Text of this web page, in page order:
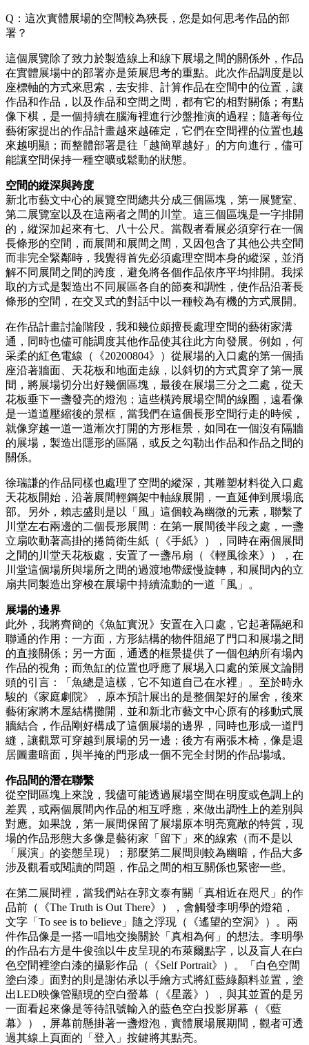
Q：這次實體展場的空間較為狹長，您是如何思考作品的部
署？
這個展覽除了致力於製造線上和線下展場之間的關係外，作品
在實體展場中的部署亦是策展思考的重點。此次作品調度是以
座標軸的方式來思索，去安排、計算作品在空間中的位置，讓
作品和作品，以及作品和空間之間，都有它的相對關係；有點
像下棋，是一個持續在腦海裡進行沙盤推演的過程；隨著每位
藝術家提出的作品計畫越來越確定，它們在空間裡的位置也越
來越明顯；而整體部署是往「越簡單越好」的方向進行，儘可
能讓空間保持一種空曠或鬆動的狀態。
空間的縱深與跨度
新北市藝文中心的展覽空間總共分成三個區塊，第一展覽室、
第二展覽室以及在這兩者之間的川堂。這三個區塊是一字排開
的，縱深加起來有七、八十公尺。當觀者看展必須穿行在一個
長條形的空間，而展間和展間之間，又因包含了其他公共空間
而非完全緊鄰時，我覺得首先必須處理空間本身的縱深，並消
解不同展間之間的跨度，避免將各個作品依序平均排開。我採
取的方式是製造出不同展區各自的節奏和調性，使作品沿著長
條形的空間，在交叉式的對話中以一種較為有機的方式展開。
在作品計畫討論階段，我和幾位頗擅長處理空間的藝術家溝
通，同時也儘可能調度其他作品使其往此方向發展。例如，何
采柔的紅色電線（《20200804》）從展場的入口處的第一個插
座沿著牆面、天花板和地面走線，以斜切的方式貫穿了第一展
間，將展場切分出好幾個區塊，最後在展場三分之二處，從天
花板垂下一盞發亮的燈泡；這些橫跨展場空間的線圈，遠看像
是一道道壓縮後的景框，當我們在這個長形空間行走的時候，
就像穿越一道一道漸次打開的方形框景，如同在一個沒有隔牆
的展場，製造出隱形的區隔，或反之勾勒出作品和作品之間的
關係。
徐瑞謙的作品同樣也處理了空間的縱深，其雕塑材料從入口處
天花板開始，沿著展間輕鋼架中軸線展開，一直延伸到展場底
部。另外，賴志盛則是以「風」這個較為幽微的元素，聯繫了
川堂左右兩邊的二個長形展間：在第一展間後半段之處，一盞
立扇吹動著高掛的捲筒衛生紙（《手紙》），同時在兩個展間
之間的川堂天花板處，安置了一盞吊扇（《輕風徐來》），在
川堂這個場所與場所之間的過渡地帶緩慢旋轉，和展間內的立
扇共同製造出穿梭在展場中持續流動的一道「風」。
展場的邊界
此外，我將齊簡的《魚缸實況》安置在入口處，它起著隔絕和
聯通的作用：一方面，方形結構的物件阻絕了門口和展場之間
的直接關係；另一方面，通透的框景提供了一個包納所有場內
作品的視角；而魚缸的位置也呼應了展埸入口處的策展文論開
頭的引言：「魚總是這樣，它不知道自己在水裡」。至於時永
駿的《家庭劇院》，原本預計展出的是整個架好的屋舍，後來
藝術家將木屋結構攤開，並和新北市藝文中心原有的移動式展
牆結合，作品剛好構成了這個展場的邊界，同時也形成一道門
縫，讓觀眾可穿越到展場的另一邊；後方有兩張木椅，像是退
居圖畫暗面，與半掩的門形成一個不完全封閉的作品場域。
作品間的潛在聯繫
從空間區塊上來說，我儘可能透過展場空間在明度或色調上的
差異，或兩個展間內作品的相互呼應，來做出調性上的差別與
對應。如果說，第一展間保留了展場原本明亮寬敞的特質，現
場的作品形態大多像是藝術家「留下」來的線索（而不是以
「展演」的姿態呈現）；那麼第二展間則較為幽暗，作品大多
涉及觀看或閱讀的問題，作品之間的相互關係也緊密一些。
在第二展間裡，當我們站在郭文泰有關「真相近在咫尺」的作
品前（《The Truth is Out There》），會觸發李明學的燈箱，
文字「To see is to believe」隨之浮現（《遙望的空洞》）。兩
件作品像是一搭一唱地交換關於「真相為何」的想法。李明學
的作品右方是牛俊強以牛皮呈現的布萊爾點字，以及盲人在白
色空間裡塗白漆的攝影作品（《Self Portrait》）。「白色空間
塗白漆」面對的則是謝佑承以手繪方式將紅藍綠顏料並置，塗
出LED映像管顯現的空白螢幕（《星叢》），與其並置的是另
一面看起來像是等待訊號輸入的藍色空白投影屏幕（《藍
幕》），屏幕前懸掛著一盞燈泡，實體展場展期間，觀者可透
過其線上頁面的「登入」按鍵將其點亮。